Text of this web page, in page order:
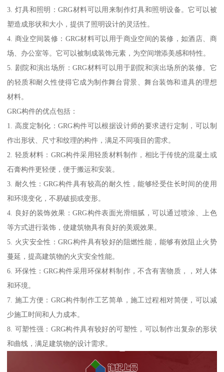
3. 灯具和照明：GRG材料可以用来制作灯具和照明设备。它可以被
塑造成形状和大小，提供了照明设计的灵活性。
4. 商业空间装修：GRG材料可以用于商业空间的装修，如酒店、商
场、办公室等。它可以被制成装饰元素，为空间增添美感和特性。
5. 剧院和演出场所：GRG材料可以用于剧院和演出场所的装修。它
的轻质和耐久性使得它成为制作舞台背景、舞台装饰和道具的理想
材料。
GRG构件的优点包括：
1. 高度定制化：GRG构件可以根据设计师的要求进行定制，可以制
作出形状、尺寸和纹理的构件，满足不同项目的需求。
2. 轻质材料：GRG构件采用轻质材料制作，相比于传统的混凝土或
石膏构件更轻便，便于搬运和安装。
3. 耐久性：GRG构件具有较高的耐久性，能够经受住长时间的使用
和环境变化，不易破损或变形。
4. 良好的装饰效果：GRG构件表面光滑细腻，可以通过喷涂、上色
等方式进行装饰，使建筑物具有良好的美观效果。
5. 火灾安全性：GRG构件具有较好的阻燃性能，能够有效阻止火势
蔓延，提高建筑物的火灾安全性能。
6. 环保性：GRG构件采用环保材料制作，不含有害物质，，对人体
和环境。
7. 施工方便：GRG构件制作工艺简单，施工过程相对简便，可以减
少施工时间和人力成本。
8. 可塑性强：GRG构件具有较好的可塑性，可以制作出复杂的形状
和曲线，满足建筑物的设计需求。